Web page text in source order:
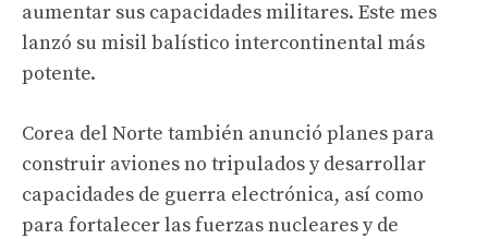
aumentar sus capacidades militares. Este mes
lanzó su misil balístico intercontinental más
potente.
Corea del Norte también anunció planes para
construir aviones no tripulados y desarrollar
capacidades de guerra electrónica, así como
para fortalecer las fuerzas nucleares y de